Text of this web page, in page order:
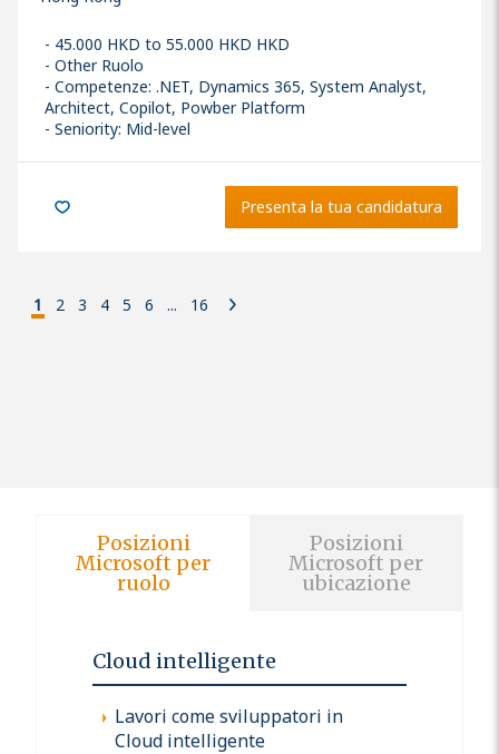
45.000 HKD to 55.000 HKD HKD
Other Ruolo
Competenze: .NET, Dynamics 365, System Analyst,
Architect, Copilot, Powber Platform
Seniority: Mid-level
Presenta la tua candidatura
1 2 3 4 5 6 ... 16
Posizioni
Microsoft per
ruolo
Posizioni
Microsoft per
ubicazione
Cloud intelligente
Lavori come sviluppatori in
Cloud intelligente